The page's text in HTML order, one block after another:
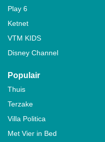
Play 6
Ketnet
VTM KIDS
Disney Channel
Populair
Thuis
Terzake
Villa Politica
Met Vier in Bed